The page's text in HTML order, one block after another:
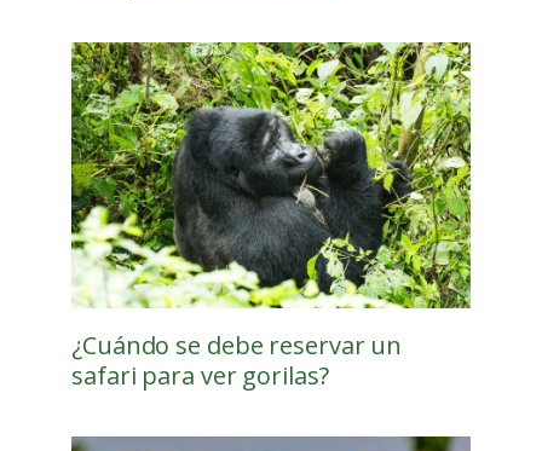
¿Cuándo se debe reservar un
safari para ver gorilas?